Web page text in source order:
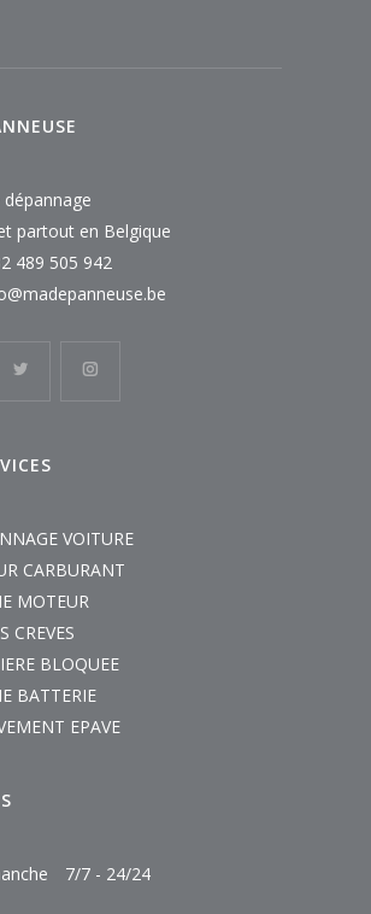
dépannage
partout en Belgique
489 505 942
VOITURE
CARBURANT
MOTEUR
CREVES
BLOQUEE
BATTERIE
EPAVE
7/7 - 24/24